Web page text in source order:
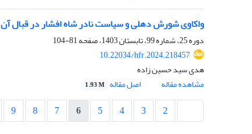
واکاوی شورش دهلی و سیاست نادر شاه افشار در قبال آن
دوره 25، شماره 99، تابستان 1403، صفحه
81-104
10.22034/hfr.2024.218457
هدی سید حسین زاده
مشاهده مقاله
اصل مقاله 1.93 M
2
3
4
5
6
7
8
9